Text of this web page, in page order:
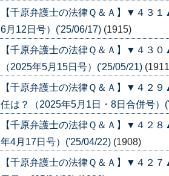
【千原弁護士の法律Ｑ＆Ａ】▼４３
6月12日号）('25/06/17) (1915)
【千原弁護士の法律Ｑ＆Ａ】▼４３
（2025年5月15日号）('25/05/21)
【千原弁護士の法律Ｑ＆Ａ】▼４２
任は？（2025年5月1日・8日合併号）
【千原弁護士の法律Ｑ＆Ａ】▼４２
年4月17日号）('25/04/22) (1908)
【千原弁護士の法律Ｑ＆Ａ】▼４２